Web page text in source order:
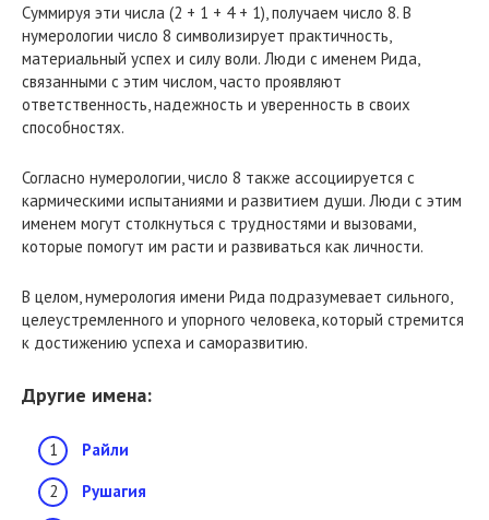
Суммируя эти числа (2 + 1 + 4 + 1), получаем число 8. В
нумерологии число 8 символизирует практичность,
материальный успех и силу воли. Люди с именем Рида,
связанными с этим числом, часто проявляют
ответственность, надежность и уверенность в своих
способностях.
Согласно нумерологии, число 8 также ассоциируется с
кармическими испытаниями и развитием души. Люди с этим
именем могут столкнуться с трудностями и вызовами,
которые помогут им расти и развиваться как личности.
В целом, нумерология имени Рида подразумевает сильного,
целеустремленного и упорного человека, который стремится
к достижению успеха и саморазвитию.
Другие имена:
Райли
Рушагия